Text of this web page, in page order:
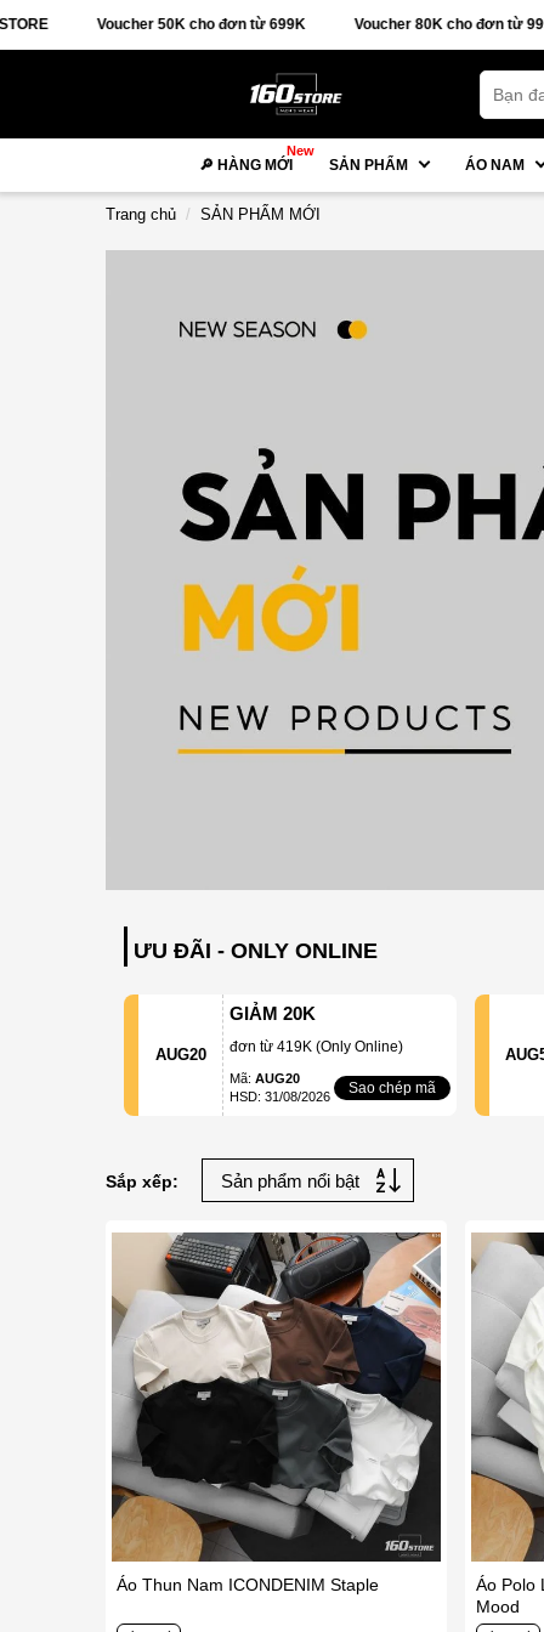
đơn từ 699K Voucher 80K cho đơn từ 999K 🚚 FREESHIP
🔎 HÀNG MỚI
New
SẢN PHẨM ÁO NAM
Trang chủ SẢN PHẨM MỚI
ƯU ĐÃI - ONLY ONLINE
AUG20
GIẢM 20K
đơn từ 419K (Only Online)
Mã:AUG20
HSD: 31/08/2026
Sao chép mã
Sắp xếp:
Áo Thun Nam ICONDENIM Staple
Áo Polo
Mood